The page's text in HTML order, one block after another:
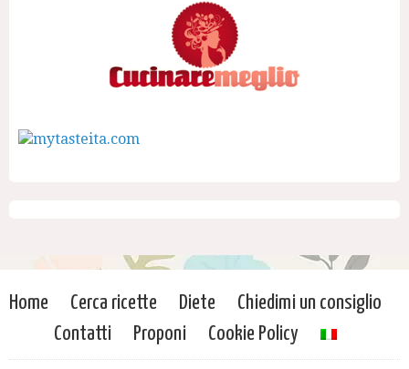
Home Cerca ricette Diete
Chiedimi un consiglio
Contatti
Proponi Cookie Policy